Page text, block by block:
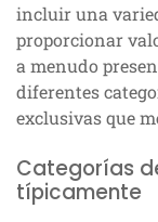
incluir una
proporcionar
a menudo
diferentes
exclusivas que
Categorías
típicamente